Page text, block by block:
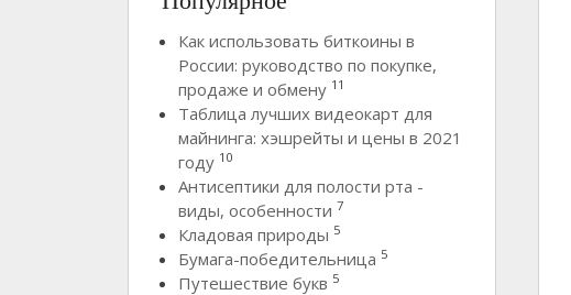
Как использовать биткоины в
России: руководство по покупке,
продаже и обмену 11
Таблица лучших видеокарт для
майнинга: хэшрейты и цены в 2021
году 10
Антисептики для полости рта -
виды, особенности 7
Кладовая природы 5
Бумага-победительница 5
Путешествие букв 5